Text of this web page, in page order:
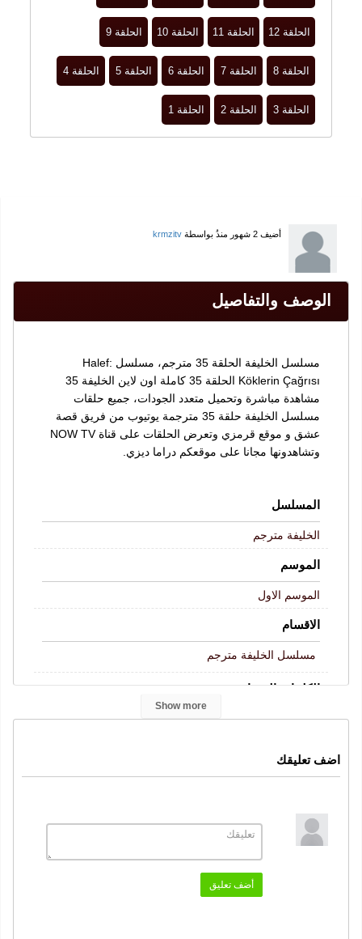
الحلقة 12 الحلقة 11 الحلقة 10 الحلقة 9
الحلقة 8 الحلقة 7 الحلقة 6 الحلقة 5 الحلقة 4
الحلقة 3 الحلقة 2 الحلقة 1
أضيف2 شهور منذُ بواسطةkrmzitv
الوصف والتفاصيل
مسلسل الخليفة الحلقة 35 مترجم، مسلسل Halef:
Köklerin Çağrısı الحلقة 35 كاملة اون لاين الخليفة 35
مشاهدة مباشرة وتحميل متعدد الجودات، جميع حلقات
مسلسل الخليفة حلقة 35 مترجمة يوتيوب من فريق قصة
عشق و موقع قرمزي وتعرض الحلقات على قناة NOW TV
وتشاهدونها مجانا على موقعكم دراما ديزي.
المسلسل
الخليفة مترجم
الموسم
الموسم الاول
الاقسام
مسلسل الخليفة مترجم
الكلمات المفتاحية
الحلقة 35 , قصة عشق, موقع قرمزي,
مسلسل الخليفة
النوع
دراما
Show more
اضف تعليقك
أضف تعليق